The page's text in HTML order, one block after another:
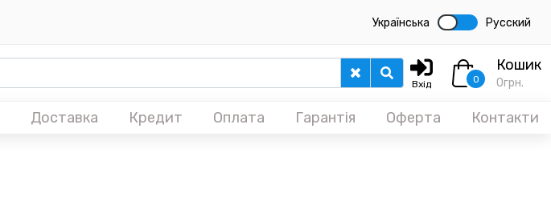
Українська Русский
Вхід 0
Кошик
0грн.
Доставка Кредит Оплата Гарантія Оферта Контакти